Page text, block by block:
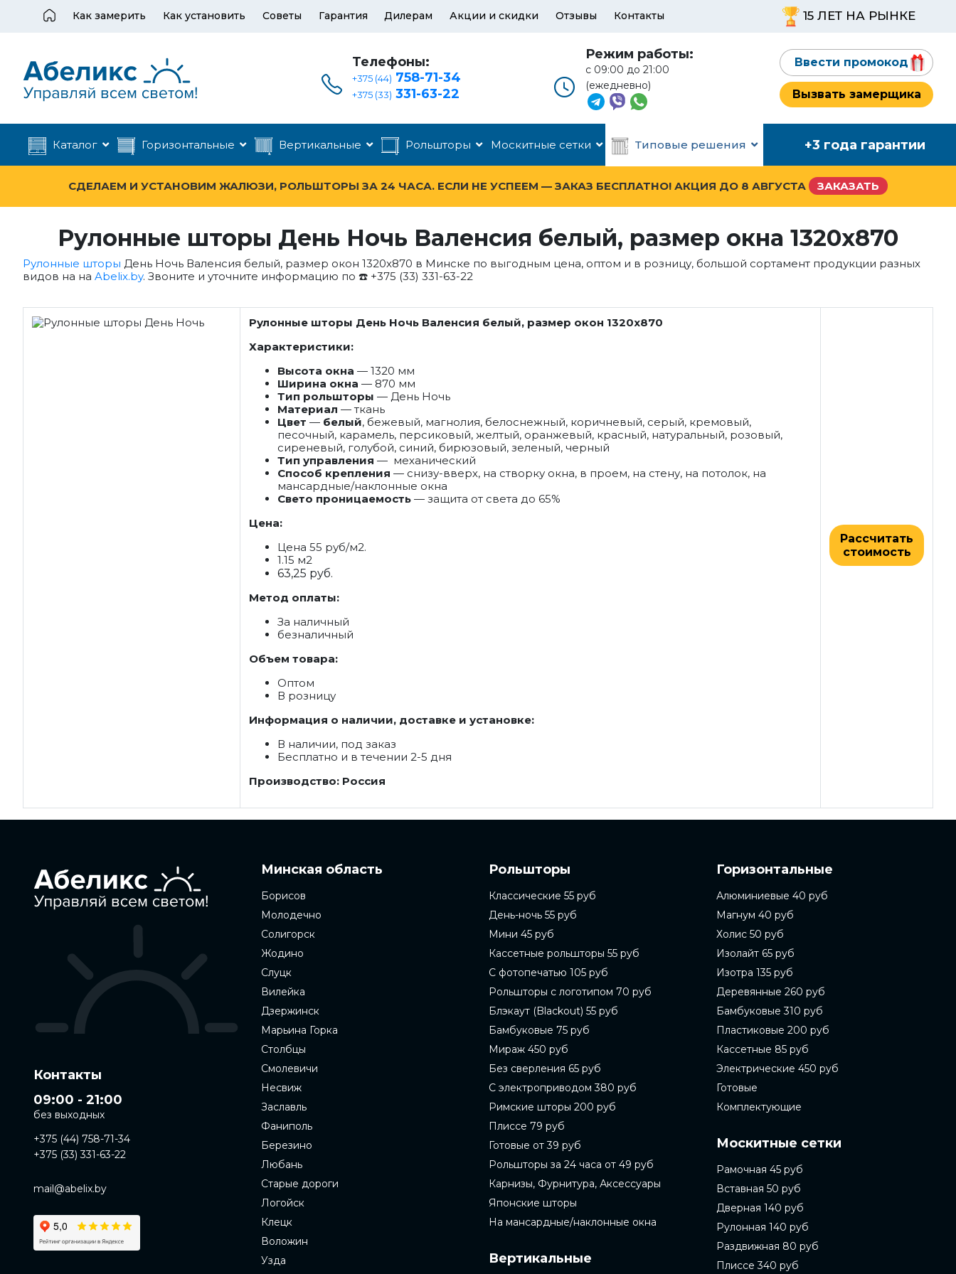
Как замерить Как установить Советы Гарантия Дилерам Акции и скидки Отзывы Контакты 15 ЛЕТ НА РЫНКЕ
Телефоны:
+375 (44) 758-71-34
+375 (33) 331-63-22
Режим работы:
с 09:00 до 21:00
(ежедневно)
Ввести промокод
Вызвать замерщика
Каталог Горизонтальные Вертикальные Рольшторы Москитные сетки Типовые решения +3 года гарантии
СДЕЛАЕМ И УСТАНОВИМ ЖАЛЮЗИ, РОЛЬШТОРЫ ЗА 24 ЧАСА. ЕСЛИ НЕ УСПЕЕМ — ЗАКАЗ БЕСПЛАТНО! АКЦИЯ ДО 8 АВГУСТА ЗАКАЗАТЬ
Рулонные шторы День Ночь Валенсия белый, размер окна 1320x870
Рулонные шторы День Ночь Валенсия белый, размер окон 1320x870 в Минске по выгодным цена, оптом и в розницу, большой сортамент продукции разных
видов на на Abelix.by. Звоните и уточните информацию по ☎️ +375 (33) 331-63-22
Рулонные шторы День Ночь Валенсия белый, размер окон 1320x870
Характеристики:
Высота окна — 1320 мм
Ширина окна — 870 мм
Тип рольшторы — День Ночь
Материал — ткань
Цвет — белый, бежевый, магнолия, белоснежный, коричневый, серый, кремовый,
песочный, карамель, персиковый, желтый, оранжевый, красный, натуральный, розовый,
сиреневый, голубой, синий, бирюзовый, зеленый, черный
Тип управления — механический
Способ крепления — снизу-вверх, на створку окна, в проем, на стену, на потолок, на
мансардные/наклонные окна
Свето проницаемость — защита от света до 65%
Цена:
Цена 55 руб/м2.
1.15 м2
63,25 руб.
Метод оплаты:
За наличный
безналичный
Объем товара:
Оптом
В розницу
Информация о наличии, доставке и установке:
В наличии, под заказ
Бесплатно и в течении 2-5 дня
Производство: Россия
Рассчитать
стоимость
Контакты
09:00 - 21:00
без выходных
+375 (44) 758-71-34
+375 (33) 331-63-22
mail@abelix.by
Минская область
Борисов
Молодечно
Солигорск
Жодино
Слуцк
Вилейка
Дзержинск
Марьина Горка
Столбцы
Смолевичи
Несвиж
Заславль
Фаниполь
Березино
Любань
Старые дороги
Логойск
Клецк
Воложин
Узда
Рольшторы
Классические 55 руб
День-ночь 55 руб
Мини 45 руб
Кассетные рольшторы 55 руб
С фотопечатью 105 руб
Рольшторы с логотипом 70 руб
Блэкаут (Blackout) 55 руб
Бамбуковые 75 руб
Мираж 450 руб
Без сверления 65 руб
С электроприводом 380 руб
Римские шторы 200 руб
Плиссе 79 руб
Готовые от 39 руб
Рольшторы за 24 часа от 49 руб
Карнизы, Фурнитура, Аксессуары
Японские шторы
На мансардные/наклонные окна
Вертикальные
Горизонтальные
Алюминиевые 40 руб
Магнум 40 руб
Холис 50 руб
Изолайт 65 руб
Изотра 135 руб
Деревянные 260 руб
Бамбуковые 310 руб
Пластиковые 200 руб
Кассетные 85 руб
Электрические 450 руб
Готовые
Комплектующие
Москитные сетки
Рамочная 45 руб
Вставная 50 руб
Дверная 140 руб
Рулонная 140 руб
Раздвижная 80 руб
Плиссе 340 руб